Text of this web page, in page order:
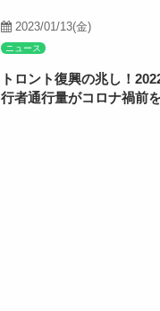
2023/01/13(金)
ニュース
トロント復興の兆し！
行者通行量がコロナ禍前